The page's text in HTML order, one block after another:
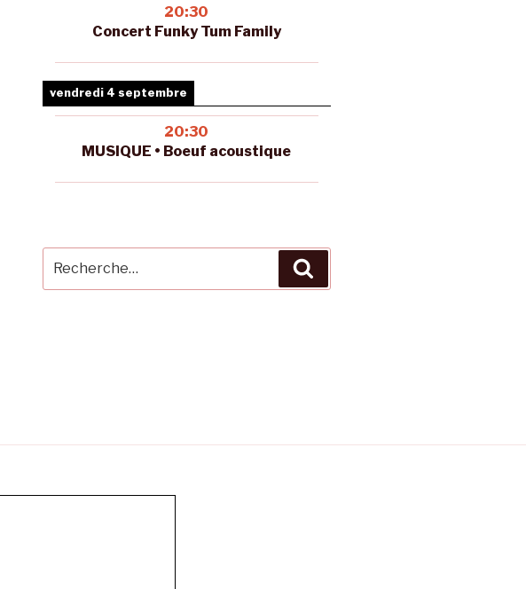
20:30
Concert Funky Tum Family
vendredi 4 septembre
20:30
MUSIQUE • Boeuf acoustique
pour
: